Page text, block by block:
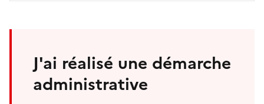
J'ai réalisé une démarche
administrative